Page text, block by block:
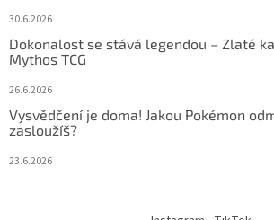
30.6.2026
Dokonalost se stává legendou – Zlaté
Mythos TCG
26.6.2026
Vysvědčení je doma! Jakou Pokémon
zasloužíš?
23.6.2026